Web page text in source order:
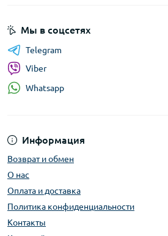
Информация
Возврат и обмен
О нас
Оплата и доставка
Политика конфиденциальности
Контакты
Мы в соцсетях
Telegram
Viber
Whatsapp